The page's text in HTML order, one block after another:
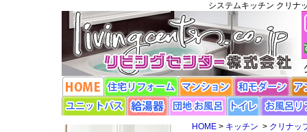
システムキッチン クリ
HOME > キッチン > クリナッ